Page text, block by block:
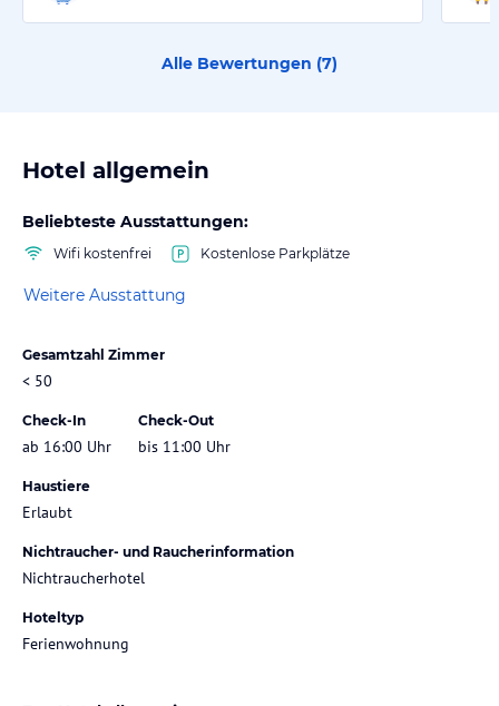
Alle Bewertungen (7)
Hotel allgemein
Beliebteste Ausstattungen:
Wifi kostenfrei Kostenlose Parkplätze
Weitere Ausstattung
Gesamtzahl Zimmer
< 50
Check-In
ab 16:00 Uhr
Check-Out
bis 11:00 Uhr
Haustiere
Erlaubt
Nichtraucher- und Raucherinformation
Nichtraucherhotel
Hoteltyp
Ferienwohnung